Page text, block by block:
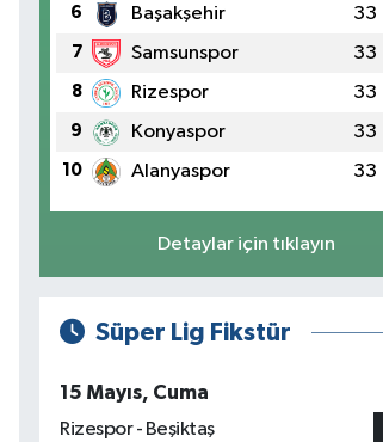
6 Başakşehir 33
7 Samsunspor 33
8 Rizespor 33
9 Konyaspor 33
10 Alanyaspor 33
Detaylar için tıklayın
Süper Lig Fikstür
15 Mayıs, Cuma
Rizespor - Beşiktaş